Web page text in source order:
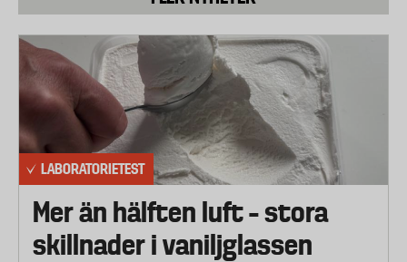
LABORATORIETEST
Mer än hälften luft – stora
skillnader i vaniljglassen